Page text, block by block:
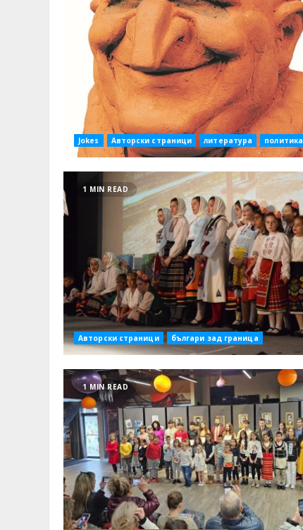
Jokes Авторски страници литература политика
1 MIN READ
Авторски страници българи зад граница
1 MIN READ